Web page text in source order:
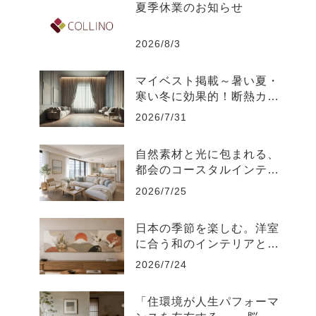
夏季休業のお知らせ
2026/8/3
マイベスト掲載～暑い夏・
寒い冬に効果的！断熱カー
テンのおすすめ人気ランキ
2026/7/31
自然素材と光に包まれる、
都会のコースタルインテリ
ア-江東区
2026/7/25
日本の季節を楽しむ。洋室
に合う和のインテリアと飾
り方
2026/7/24
「住環境が人生パフォーマ